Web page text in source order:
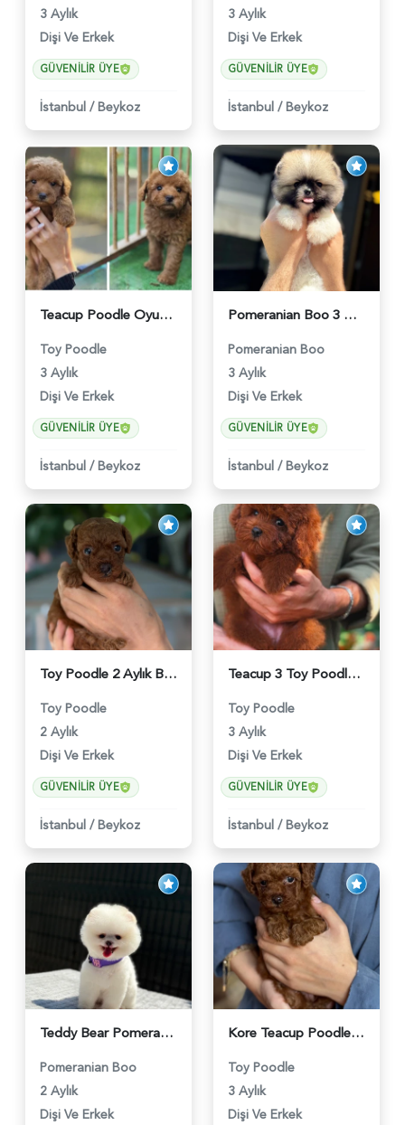
3 Aylık
Dişi Ve Erkek
GÜVENILIR ÜYE
İstanbul / Beykoz
3 Aylık
Dişi Ve Erkek
GÜVENILIR ÜYE
İstanbul / Beykoz
Teacup Poodle Oyuncu Yavrularımız - 5966
Toy Poodle
3 Aylık
Dişi Ve Erkek
GÜVENILIR ÜYE
İstanbul / Beykoz
Pomeranian Boo 3 Aylık Hazır Yavrular - 6020
Pomeranian Boo
3 Aylık
Dişi Ve Erkek
GÜVENILIR ÜYE
İstanbul / Beykoz
Toy Poodle 2 Aylık Bebeğimiz - 6176
Toy Poodle
2 Aylık
Dişi Ve Erkek
GÜVENILIR ÜYE
İstanbul / Beykoz
Teacup 3 Toy Poodle Dişi ve Erkek Yavru - 5963
Toy Poodle
3 Aylık
Dişi Ve Erkek
GÜVENILIR ÜYE
İstanbul / Beykoz
Teddy Bear Pomeranian Boo Yavrumuz Ruhsatlı Çiftlik - 6247
Pomeranian Boo
2 Aylık
Dişi Ve Erkek
Kore Teacup Poodle - 6424
Toy Poodle
3 Aylık
Dişi Ve Erkek